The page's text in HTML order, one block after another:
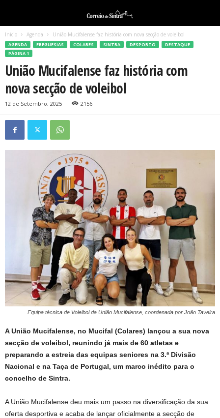
Início Agenda União Mucifalense faz história com nova secção de voleibol
AGENDA FREGUESIAS COLARES SINTRA DESPORTO
DESTAQUE
PÁGINA 1
União Mucifalense faz história com
nova secção de voleibol
12 de Setembro, 2025 2156
Equipa técnica de Voleibol da União Mucifalense, coordenada por João Taveira
A União Mucifalense, no Mucifal (Colares) lançou a sua nova
secção de voleibol, reunindo já mais de 60 atletas e
preparando a estreia das equipas seniores na 3.ª Divisão
Nacional e na Taça de Portugal, um marco inédito para o
concelho de Sintra.
A União Mucifalense deu mais um passo na diversificação da sua
oferta desportiva e acaba de lançar oficialmente a secção de